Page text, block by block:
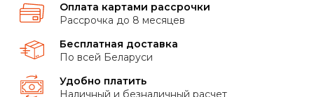
Оплата картами рассрочки
Рассрочка до 8 месяцев
Бесплатная доставка
По всей Беларуси
Удобно платить
Наличный и безналичный расчет